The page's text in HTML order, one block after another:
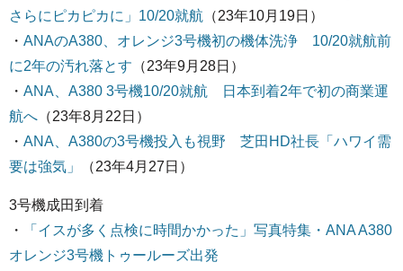
さらにピカピカに」10/20就航 （23年10月19日）
・ ANAのA380、オレンジ3号機初の機体洗浄 10/20就航前
に2年の汚れ落とす （23年9月28日）
・ ANA、A380 3号機10/20就航 日本到着2年で初の商業運
航へ （23年8月22日）
・ ANA、A380の3号機投入も視野 芝田HD社長「ハワイ需
要は強気」
（23年4月27日）
3号機成田到着
・
「イスが多く点検に時間かかった」写真特集・ANA A380
オレンジ3号機トゥールーズ出発